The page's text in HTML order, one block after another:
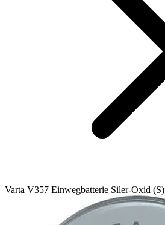
Varta V357 Einwegbatterie Siler-Oxid (S)